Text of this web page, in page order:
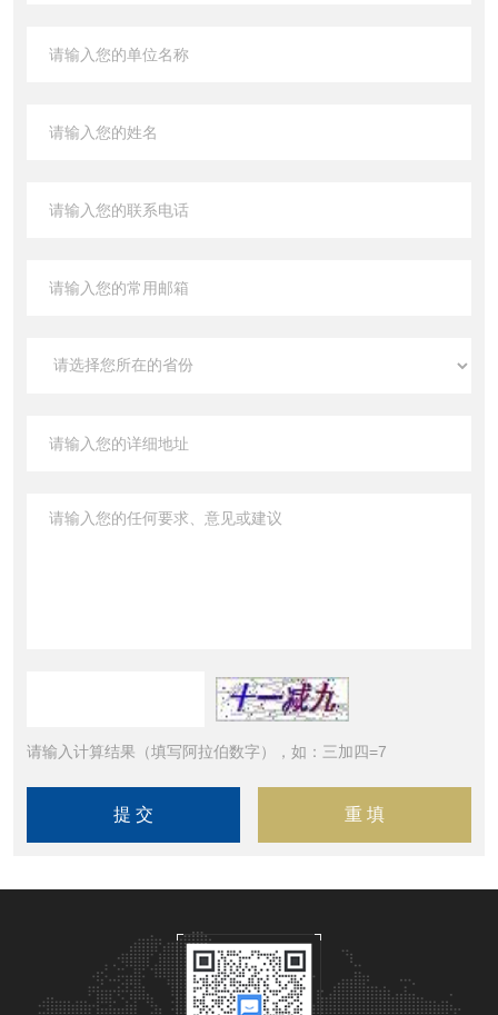
请输入计算结果（填写阿拉伯数字），如：三加四=7